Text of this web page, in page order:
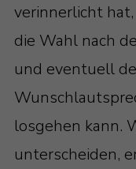
verinnerlicht
die Wahl nach
und eventuell
losgehen kann.
unterscheiden,